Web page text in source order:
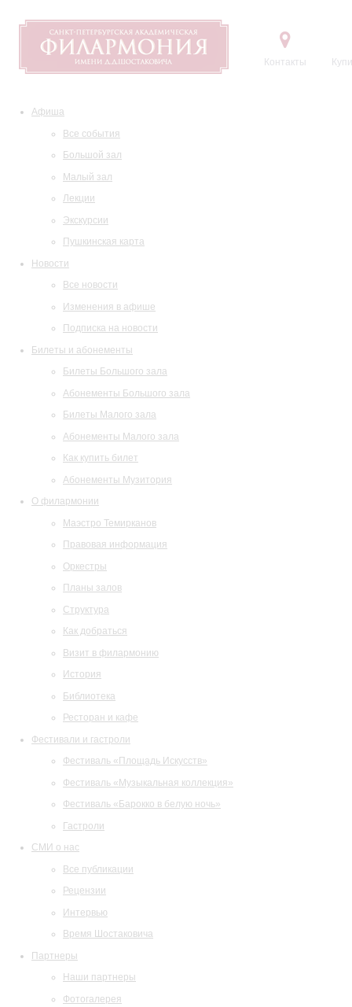
Контакты
Афиша
Все события
Большой зал
Малый зал
Лекции
Экскурсии
Пушкинская карта
Новости
Все новости
Изменения в афише
Подписка на новости
Билеты и абонементы
Билеты Большого зала
Абонементы Большого зала
Билеты Малого зала
Абонементы Малого зала
Как купить билет
Абонементы Музитория
О филармонии
Маэстро Темирканов
Правовая информация
Оркестры
Планы залов
Структура
Как добраться
Визит в филармонию
История
Библиотека
Ресторан и кафе
Фестивали и гастроли
Фестиваль «Площадь Искусств»
Фестиваль «Музыкальная коллекция»
Фестиваль «Барокко в белую ночь»
Гастроли
СМИ о нас
Все публикации
Рецензии
Интервью
Время Шостаковича
Партнеры
Наши партнеры
Фотогалерея